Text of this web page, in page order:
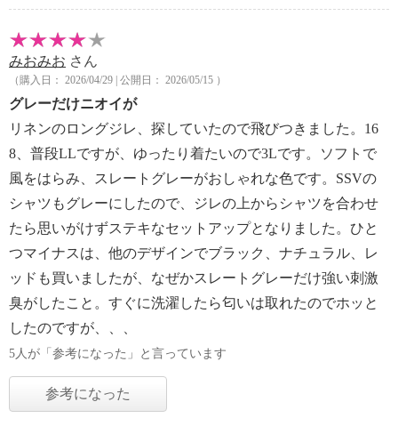
みおみお さん
（購入日： 2026/04/29 | 公開日： 2026/05/15 ）
グレーだけニオイが
リネンのロングジレ、探していたので飛びつきました。16
8、普段LLですが、ゆったり着たいので3Lです。ソフトで
風をはらみ、スレートグレーがおしゃれな色です。SSVの
シャツもグレーにしたので、ジレの上からシャツを合わせ
たら思いがけずステキなセットアップとなりました。ひと
つマイナスは、他のデザインでブラック、ナチュラル、レ
ッドも買いましたが、なぜかスレートグレーだけ強い刺激
臭がしたこと。すぐに洗濯したら匂いは取れたのでホッと
したのですが、、、
5人が「参考になった」と言っています
参考になった